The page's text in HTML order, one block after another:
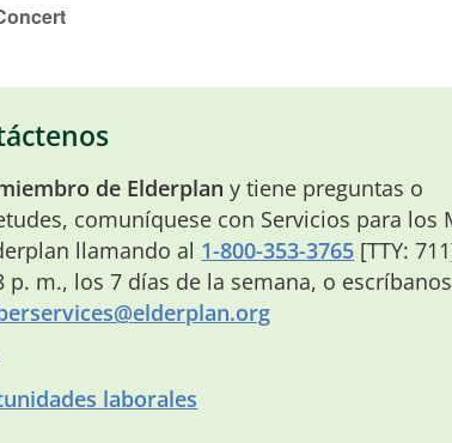
de Elderplan y tiene preguntas o
comuníquese con Servicios para los
llamando al 1-800-353-3765 [TTY:
p. m., los 7 días de la semana, o
laborales